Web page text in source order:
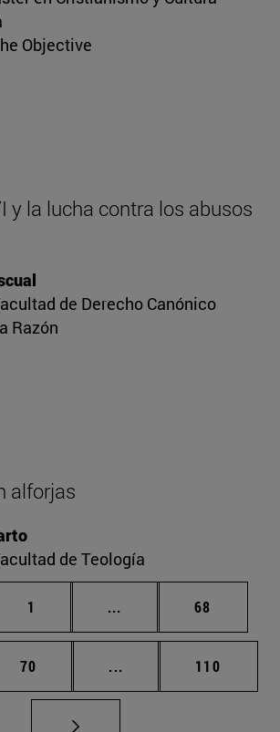
Objective
y la lucha contra los abusos
de Derecho Canónico
Razón
alforjas
de Teología
Página
1 ... Páginas intermedias
Página
68
Página
70 ... Páginas intermedias
Página
110